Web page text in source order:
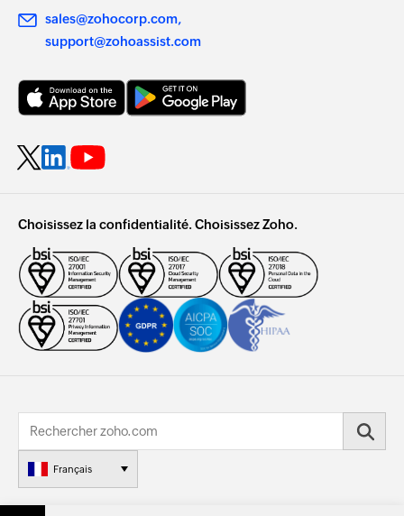
sales@zohocorp.com
support@zohoassist.com
Choisissez la confidentialité. Choisissez Zoho.
Français